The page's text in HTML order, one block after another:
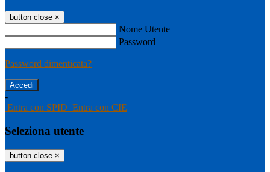
button close ×
Nome Utente
Password
Password dimenticata?
-
Entra con SPID Entra con CIE
Seleziona utente
button close ×